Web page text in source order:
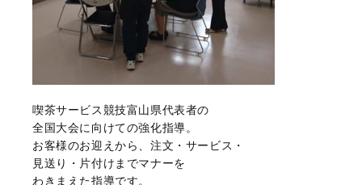
喫茶サービス競技富山県代表者の
全国大会に向けての強化指導。
お客様のお迎えから、注文・サービス・
見送り・片付けまでマナーを
わきまえた指導です。